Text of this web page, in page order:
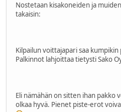
Nostetaan kisakoneiden ja
takaisin:
Kilpailun voittajapari saa kumpikin
Palkinnot lahjoittaa tietysti Sako
Eli nämähän on sitten ihan pakko
olkaa hyvä. Pienet piste-erot